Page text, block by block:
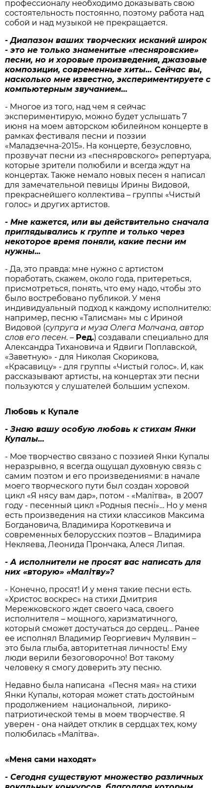
профессионалу необходимо доказывать свою
состоятельность постоянно, поэтому работа над
собой и над музыкой не прекращается.
- Диапазон ваших творческих исканий широк
- это не только знаменитые «песняровские»
песни, но и хоровые произведения, джазовые
композиции, современные хиты… Сейчас вы,
насколько мне известно, экспериментируете с
компьютерным звучанием…
- Многое из того, над чем я сейчас
экспериментирую, можно будет услышать 7
июня на моем авторском юбилейном концерте в
рамках фестиваля песни и поэзии
«Маладзечна-2015». На концерте, безусловно,
прозвучат песни из «песняровского» репертуара,
которые зрители полюбили и всегда ждут на
концертах. Также немало новых песен я написал
для замечательной певицы Ирины Видовой,
прекраснейшего коллектива – группы «Чистый
голос» и других артистов.
- Мне кажется, или вы действительно сначала
приглядывались к группе и только через
некоторое время поняли, какие песни им
нужны...
- Да, это правда: мне нужно с артистом
поработать, скажем, около года, притереться,
присмотреться, понять, что ему надо, чтобы это
было востребовано публикой. У меня
индивидуальный подход к каждому исполнителю:
например, песню «Талисман» мы с Ириной
Видовой (супруга и муза Олега Молчана, автор
слов его песен. – Ред.) создавали специально для
Александра Тихановича и Ядвиги Поплавской,
«Заветную» - для Николая Скорикова,
«Красавицу» - для группы «Чистый голос». И, как
рассказывают артисты, на концертах эти песни
пользуются у слушателей большим успехом.
Любовь к Купале
- Знаю вашу особую любовь к стихам Янки
Купалы…
- Мое творчество связано с поэзией Янки Купалы
неразрывно, я всегда ощущал духовную связь с
самим поэтом и его произведениями: в начале
моего творческого пути был создан хоровой
цикл «Я нясу вам дар», потом - «Малітва», в 2007
году - песенный цикл «Родныя песнi»… Но у меня
есть произведения на стихи классиков Максима
Богдановича, Владимира Короткевича и
современных белорусских поэтов – Владимира
Некляева, Леонида Прончака, Алеся Липая.
- А исполнители не просят вас написать для
них «вторую» «Малітву»?
- Конечно, просят! И у меня такие песни есть.
«Христос воскрес» на стихи Дмитрия
Мережковского ждет своего часа, своего
исполнителя – мощного, харизматичного,
который сможет достучаться до сердец… Ранее
ее исполнял Владимир Георгиевич Мулявин –
это была глыба, авторитетная личность! Ему
люди верили безоговорочно! Вот такому
человеку я смогу доверить эту песню.
Недавно была написана «Песня мая» на стихи
Янки Купалы, которая может стать достойным
продолжением национальной, лирико-
патриотической темы в моем творчестве. Я
уверен - она найдет отклик в сердцах тех, кому
полюбилась «Малітва».
«Меня сами находят»
- Сегодня существуют множество различных